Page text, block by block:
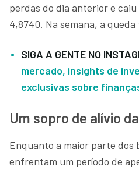
perdas do dia anterior e
4,8740. Na semana, a queda
SIGA A GENTE NO
mercado, insights de
exclusivas sobre
Um sopro de alívio
Enquanto a maior parte dos
enfrentam um período de